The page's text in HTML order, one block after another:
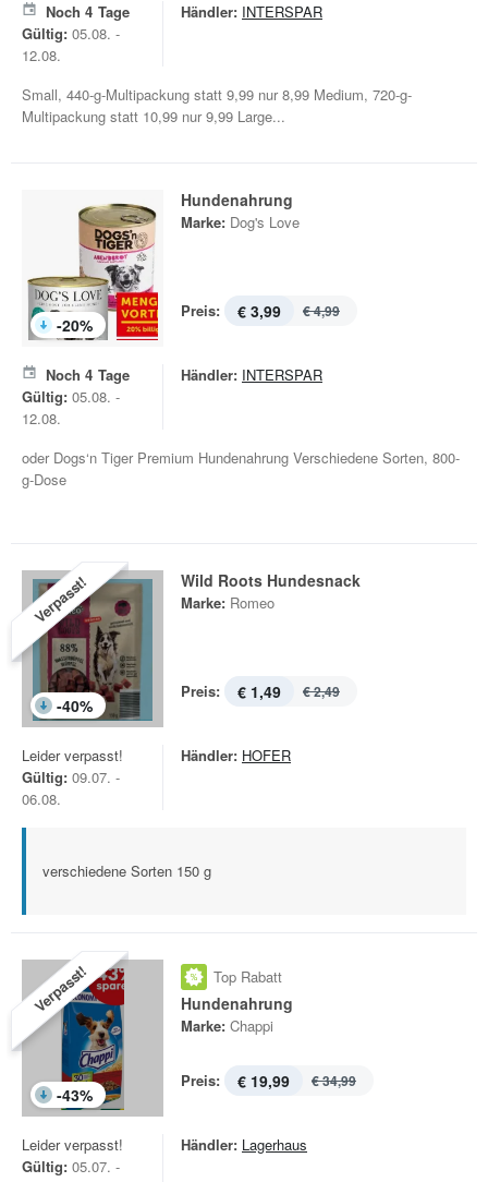
Noch 4 Tage
Gültig: 05.08. -
12.08.
Händler: INTERSPAR
Small, 440-g-Multipackung statt 9,99 nur 8,99 Medium, 720-g-
Multipackung statt 10,99 nur 9,99 Large...
-20%
Hundenahrung
Marke: Dog's Love
Preis: € 3,99 € 4,99
Noch 4 Tage
Gültig: 05.08. -
12.08.
Händler: INTERSPAR
oder Dogs‘n Tiger Premium Hundenahrung Verschiedene Sorten, 800-
g-Dose
Verpasst!
-40%
Wild Roots Hundesnack
Marke: Romeo
Preis: € 1,49 € 2,49
Leider verpasst!
Gültig: 09.07. -
06.08.
Händler: HOFER
verschiedene Sorten 150 g
Verpasst!
-43%
Top Rabatt
Hundenahrung
Marke: Chappi
Preis: € 19,99 € 34,99
Leider verpasst!
Gültig: 05.07. -
Händler: Lagerhaus